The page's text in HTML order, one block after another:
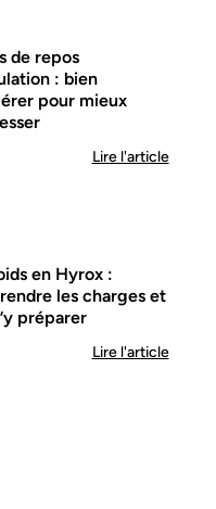
de repos
: bien
pour mieux
Lire l'article
en Hyrox :
les charges et
préparer
Lire l'article